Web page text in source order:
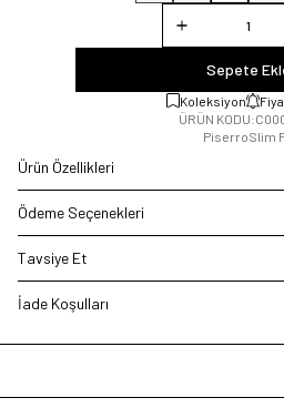
Sepete
Koleksiyon
ÜRÜN KODU:
PiserroSlim
Ürün Özellikleri
Ödeme Seçenekleri
Tavsiye Et
İade Koşulları